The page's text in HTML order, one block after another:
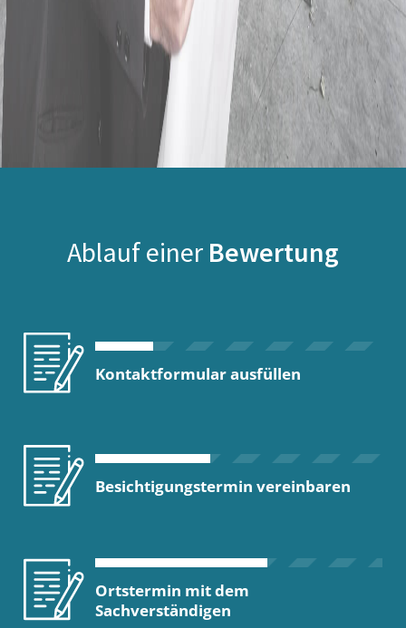
Ablauf einer Bewertung
Kontaktformular ausfüllen
Besichtigungstermin vereinbaren
Ortstermin mit dem
Sachverständigen